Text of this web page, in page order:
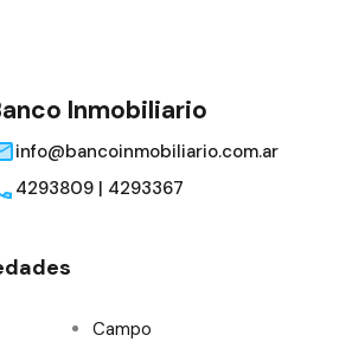
Inmobiliario
info@bancoinmobiliario.com.ar
4293809 | 4293367
Campo